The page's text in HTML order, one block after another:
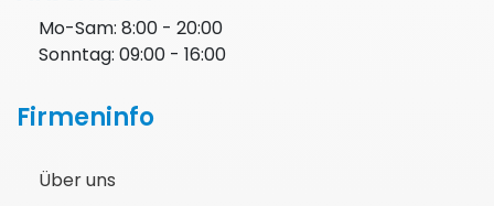
Mo-Sam: 8:00 - 20:00
Sonntag: 09:00 - 16:00
Firmeninfo
Über uns